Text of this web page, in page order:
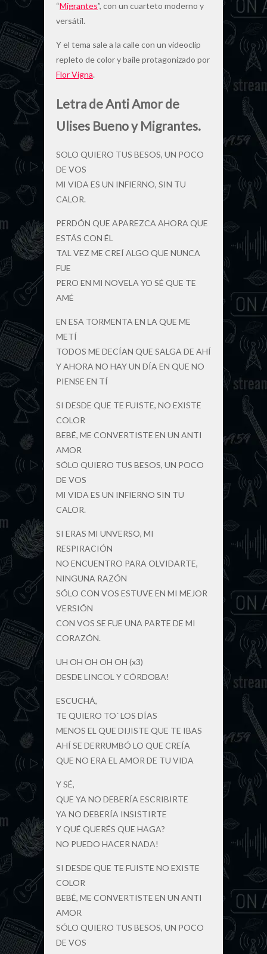
“Migrantes”, con un cuarteto moderno y
versátil.
Y el tema sale a la calle con un videoclip
repleto de color y baile protagonizado por
Flor Vigna.
Letra de Anti Amor de
Ulises Bueno y Migrantes.
SOLO QUIERO TUS BESOS, UN POCO
DE VOS
MI VIDA ES UN INFIERNO, SIN TU
CALOR.
PERDÓN QUE APAREZCA AHORA QUE
ESTÁS CON ÉL
TAL VEZ ME CREÍ ALGO QUE NUNCA
FUE
PERO EN MI NOVELA YO SÉ QUE TE
AMÉ
EN ESA TORMENTA EN LA QUE ME
METÍ
TODOS ME DECÍAN QUE SALGA DE AHÍ
Y AHORA NO HAY UN DÍA EN QUE NO
PIENSE EN TÍ
SI DESDE QUE TE FUISTE, NO EXISTE
COLOR
BEBÉ, ME CONVERTISTE EN UN ANTI
AMOR
SÓLO QUIERO TUS BESOS, UN POCO
DE VOS
MI VIDA ES UN INFIERNO SIN TU
CALOR.
SI ERAS MI UNVERSO, MI
RESPIRACIÓN
NO ENCUENTRO PARA OLVIDARTE,
NINGUNA RAZÓN
SÓLO CON VOS ESTUVE EN MI MEJOR
VERSIÓN
CON VOS SE FUE UNA PARTE DE MI
CORAZÓN.
UH OH OH OH OH (x3)
DESDE LINCOL Y CÓRDOBA!
ESCUCHÁ,
TE QUIERO TO´ LOS DÍAS
MENOS EL QUE DIJISTE QUE TE IBAS
AHÍ SE DERRUMBÓ LO QUE CREÍA
QUE NO ERA EL AMOR DE TU VIDA
Y SÉ,
QUE YA NO DEBERÍA ESCRIBIRTE
YA NO DEBERÍA INSISTIRTE
Y QUÉ QUERÉS QUE HAGA?
NO PUEDO HACER NADA!
SI DESDE QUE TE FUISTE NO EXISTE
COLOR
BEBÉ, ME CONVERTISTE EN UN ANTI
AMOR
SÓLO QUIERO TUS BESOS, UN POCO
DE VOS